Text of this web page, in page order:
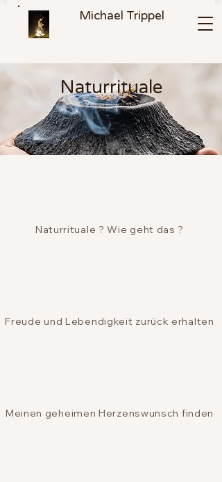
Michael Trippel
Naturrituale
Naturrituale ? Wie geht das ?
Freude und Lebendigkeit zurück erhalten
Meinen geheimen Herzenswunsch finden